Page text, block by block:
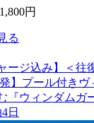
円
る
ージ込み】＜往
】プール付き
『ウィンダムガ
日